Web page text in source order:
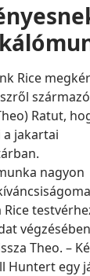
Rice
származó
Ratut,
jakartai
nagyon
Theo. –
Huntert egy